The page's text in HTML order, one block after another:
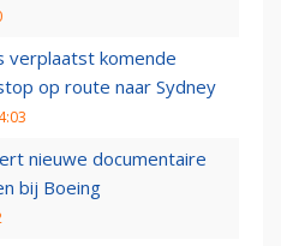
verplaatst komende
op route naar Sydney
nieuwe documentaire
bij Boeing